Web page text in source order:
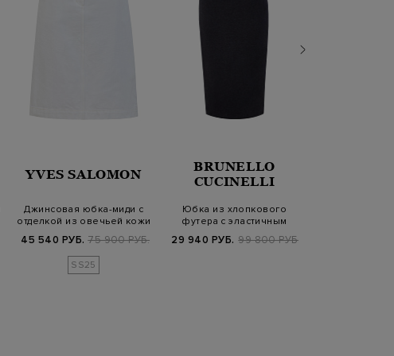
YVES SALOMON
Джинсовая юбка-миди с
отделкой из овечьей кожи
45 540 РУБ. 75 900 РУБ.
SS25
BRUNELLO
CUCINELLI
Юбка из хлопкового
футера с эластичным
29 940 РУБ. 99 800 РУБ.